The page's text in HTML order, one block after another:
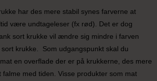
har des mere stabil synes farverne at
være undtageleser (fx rød). Det er dog
sort krukke vil ændre sig mindre i farven
krukke. Som udgangspunkt skal du
en overflade der er på krukkerne, des mere
falme med tiden. Visse produkter som mat